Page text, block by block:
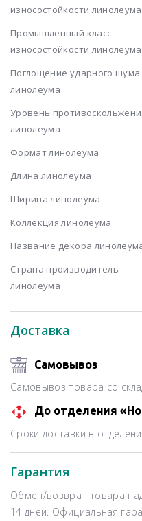
Доставка
Самовывоз
Самовывоз товара со
До отделения
Сроки доставки в
Гарантия
Обмен/возврат товара
14 дней. Официальная
износостойкости линолеума
Промышленный класс
износостойкости линолеума
Поглощение ударного шума
линолеума
Уровень
линолеума
Формат линолеума
Длина линолеума
Ширина линолеума
Коллекция линолеума
Название декора
Страна производитель
линолеума